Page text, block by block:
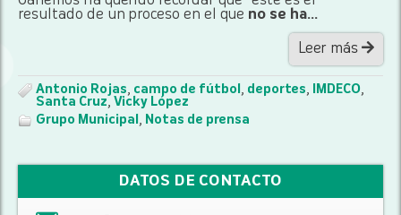
resultado de un proceso en el que no se ha...
Leer más
Antonio Rojas, campo de fútbol , deportes, IMDECO,
Santa Cruz, Vicky López
Grupo Municipal , Notas de prensa
DATOS DE CONTACTO